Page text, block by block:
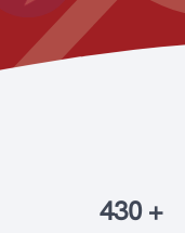
430 +